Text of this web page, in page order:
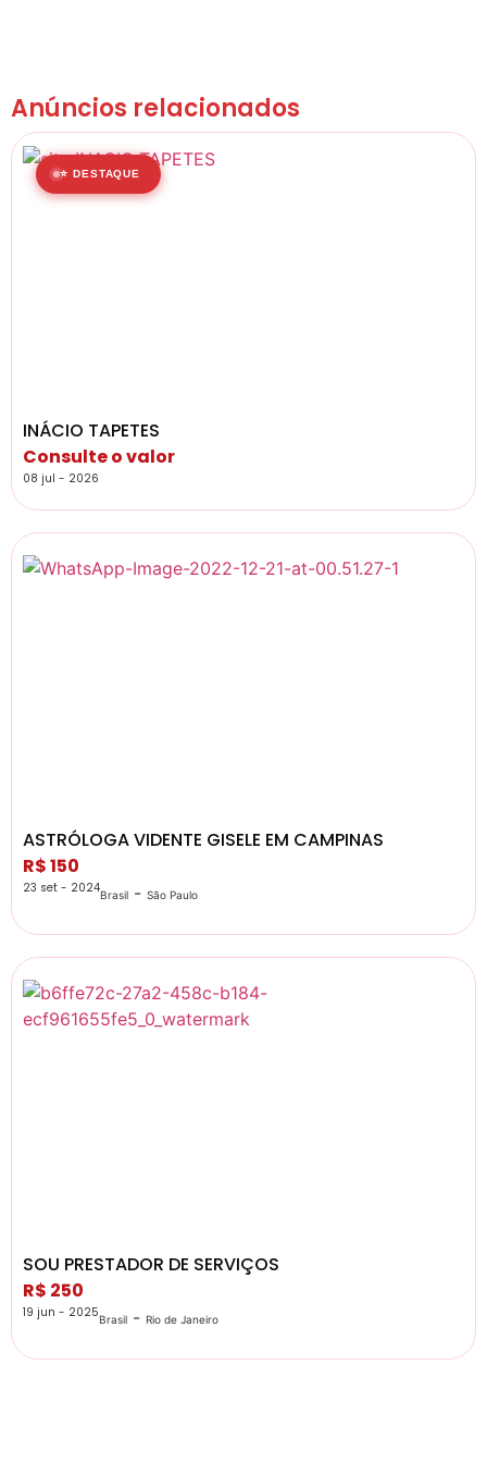
Anúncios relacionados
⭐ DESTAQUE
INÁCIO TAPETES
Consulte o valor
08 jul - 2026
ASTRÓLOGA VIDENTE GISELE EM CAMPINAS
R$ 150
23 set - 2024Brasil - São Paulo
SOU PRESTADOR DE SERVIÇOS
R$ 250
19 jun - 2025Brasil - Rio de Janeiro